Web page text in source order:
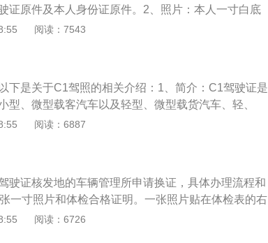
证原件及本人身份证原件。2、照片：本人一寸白底
证明：一般需要县级或部队团级以上医疗机构出具
出具的有关身体条件的证明。
阅读：7543
下是关于C1驾照的相关介绍：1、简介：C1驾驶证是
型、微型载客汽车以及轻型、微型载货汽车、轻、
。申请人可以持居民身份证在全国任一地直接申领驾
识等四项。2、驾驶要求：根据《机动车驾驶证申领
驾范围为小型、微型载客汽车及轻型、微型载货汽
车；小型载客汽车乘坐人数小于或等于9人。根据这
多出9座的车辆。另外：驾驶货车总长度不能超过6
阅读：6887
驶证核发地的车辆管理所申请换证，具体办理流程和
一寸照片和体检合格证明。一张照片贴在体检表的右
。2、携带本人身份证和驾驶证，到办证大厅，填写
阅读：6726